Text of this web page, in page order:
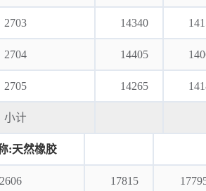
2703 14340
2704 14405
2705 14265
小计
:天然橡胶
2606 17815